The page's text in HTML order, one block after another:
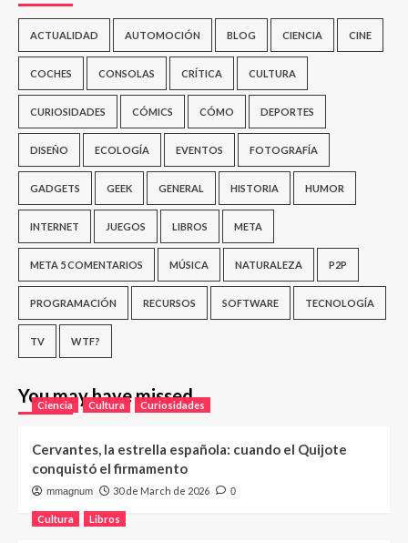
ACTUALIDAD AUTOMOCIÓN BLOG CIENCIA CINE
COCHES CONSOLAS CRÍTICA CULTURA
CURIOSIDADES CÓMICS CÓMO DEPORTES
DISEÑO ECOLOGÍA EVENTOS FOTOGRAFÍA
GADGETS GEEK GENERAL HISTORIA HUMOR
INTERNET JUEGOS LIBROS META
META 5 COMENTARIOS MÚSICA NATURALEZA P2P
PROGRAMACIÓN RECURSOS SOFTWARE TECNOLOGÍA
TV WTF?
You may have missed
Ciencia Cultura Curiosidades
Cervantes, la estrella española: cuando el Quijote
conquistó el firmamento
mmagnum 30 de March de 2026 0
Cultura Libros